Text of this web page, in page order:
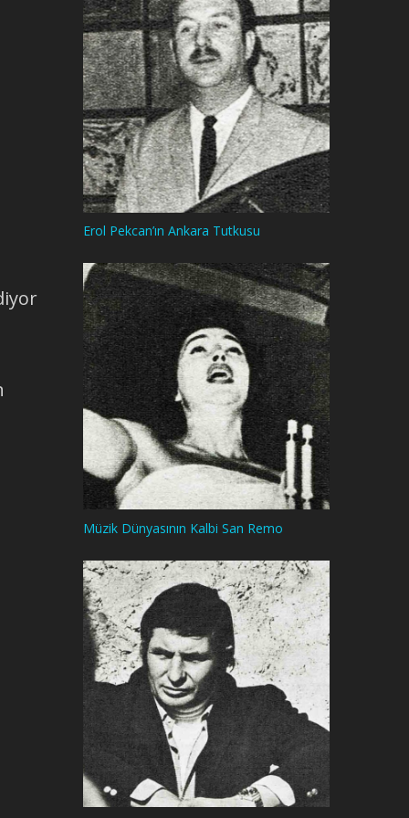
Erol Pekcan’ın Ankara Tutkusu
Müzik Dünyasının Kalbi San Remo